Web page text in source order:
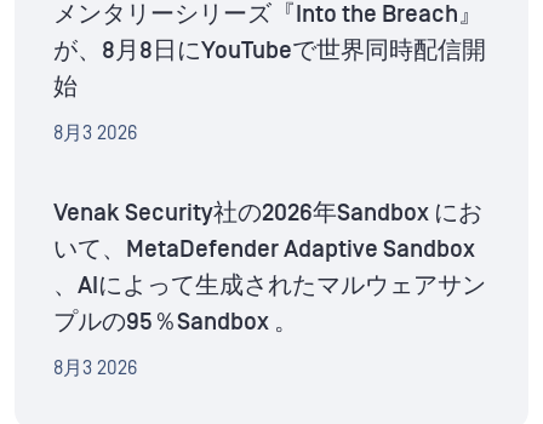
メンタリーシリーズ『Into the Breach』
が、8月8日にYouTubeで世界同時配信開
始
8月3 2026
Venak Security社の2026年Sandbox にお
いて、MetaDefender Adaptive Sandbox
、AIによって生成されたマルウェアサン
プルの95％Sandbox 。
8月3 2026